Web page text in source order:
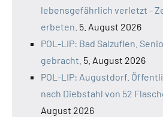
lebensgefährlich verletzt -
erbeten. 5. August 2026
POL-LIP: Bad Salzuflen.
gebracht. 5. August 2026
POL-LIP: Augustdorf.
nach Diebstahl von 52
August 2026